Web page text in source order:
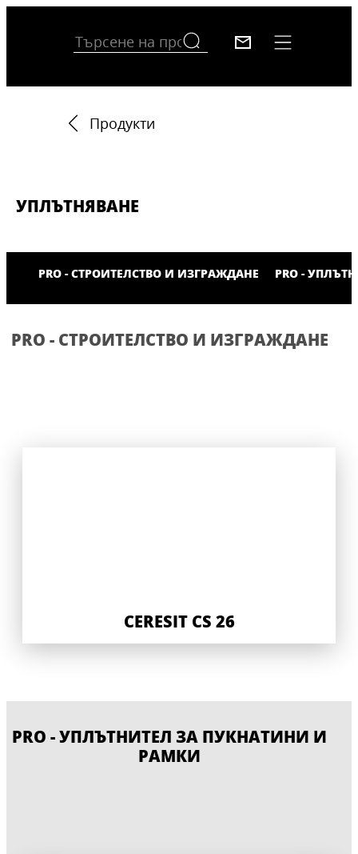
Продукти
УПЛЪТНЯВАНЕ
PRO - СТРОИТЕЛСТВО И ИЗГРАЖДАНЕ PRO -
PRO - СТРОИТЕЛСТВО И ИЗГРАЖДАНЕ
CERESIT CS 26
PRO - УПЛЪТНИТЕЛ ЗА ПУКНАТИНИ И
РАМКИ